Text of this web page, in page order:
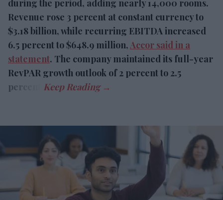
$3.18 billion, while recurring EBITDA increased 6.5
percent to $648.9 million,Accor said in a
statement. The company maintained its full-year
RevPAR growth outlook of 2 percent to 2.5
percent.